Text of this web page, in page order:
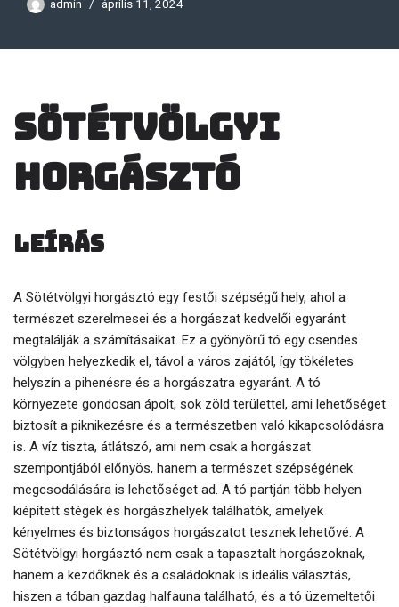
admin április 11, 2024
Sötétvölgyi
horgásztó
Leírás
A Sötétvölgyi horgásztó egy festői szépségű hely, ahol a
természet szerelmesei és a horgászat kedvelői egyaránt
megtalálják a számításaikat. Ez a gyönyörű tó egy csendes
völgyben helyezkedik el, távol a város zajától, így tökéletes
helyszín a pihenésre és a horgászatra egyaránt. A tó
környezete gondosan ápolt, sok zöld területtel, ami lehetőséget
biztosít a piknikezésre és a természetben való kikapcsolódásra
is. A víz tiszta, átlátszó, ami nem csak a horgászat
szempontjából előnyös, hanem a természet szépségének
megcsodálására is lehetőséget ad. A tó partján több helyen
kiépített stégek és horgászhelyek találhatók, amelyek
kényelmes és biztonságos horgászatot tesznek lehetővé. A
Sötétvölgyi horgásztó nem csak a tapasztalt horgászoknak,
hanem a kezdőknek és a családoknak is ideális választás,
hiszen a tóban gazdag halfauna található, és a tó üzemeltetői